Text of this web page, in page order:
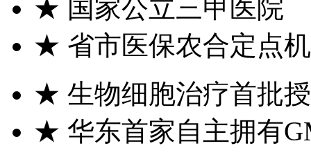
★ 国家公立三甲医院
★ 省市医保农合定点
★ 生物细胞治疗首批
★ 华东首家自主拥有